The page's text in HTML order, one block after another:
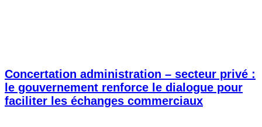
Concertation administration – secteur privé :
le gouvernement renforce le dialogue pour
faciliter les échanges commerciaux